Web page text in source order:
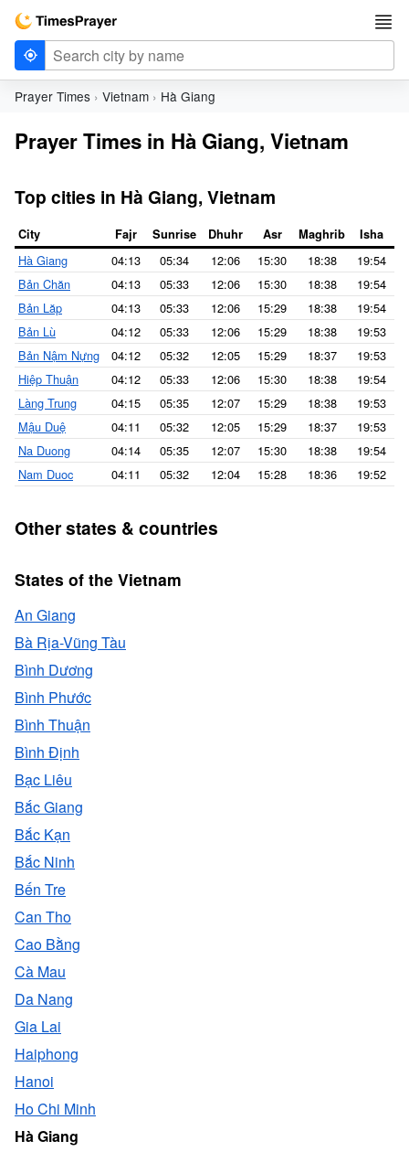
Prayer Times Vietnam Hà Giang
Prayer Times in Hà Giang, Vietnam
Top cities in Hà Giang, Vietnam
City Fajr Sunrise Dhuhr Asr Maghrib Isha
Hà Giang 04:13 05:34 12:06 15:30 18:38
19:54
Bản Chăn
04:13 05:33 12:06 15:30 18:38
19:54
Bản Lăp
04:13 05:33 12:06 15:29 18:38
19:54
Bản Lù
04:12 05:33 12:06 15:29 18:38
19:53
Bản Nậm Nựng
04:12 05:32 12:05 15:29 18:37
19:53
Hiệp Thuận
04:12 05:33 12:06 15:30 18:38
19:54
Làng Trung
04:15 05:35 12:07 15:29 18:38
19:53
Mậu Duệ
04:11 05:32 12:05 15:29 18:37
19:53
Na Duong
04:14 05:35 12:07 15:30 18:38
19:54
Nam Duoc
04:11 05:32 12:04 15:28 18:36 19:52
Other states & countries
States of the Vietnam
An Giang
Bà Rịa-Vũng Tàu
Bình Dương
Bình Phước
Bình Thuận
Bình Định
Bạc Liêu
Bắc Giang
Bắc Kạn
Bắc Ninh
Bến Tre
Can Tho
Cao Bằng
Cà Mau
Da Nang
Gia Lai
Haiphong
Hanoi
Ho Chi Minh
Hà Giang